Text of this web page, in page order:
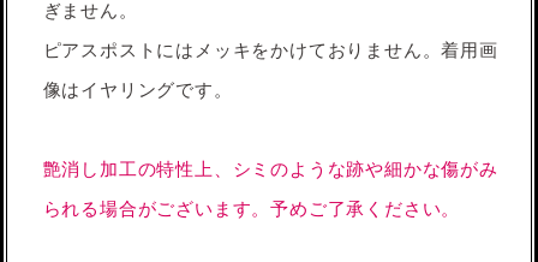
ぎません。
ピアスポストにはメッキをかけておりません。着用画
像はイヤリングです。
艶消し加工の特性上、シミのような跡や細かな傷がみ
られる場合がございます。予めご了承ください。